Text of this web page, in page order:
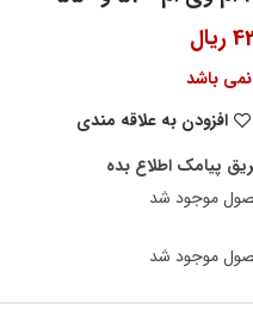
ریال
نمی باشد
افزودن به علاقه مندی
پیامک اطلاع بده
موجود شد
موجود شد